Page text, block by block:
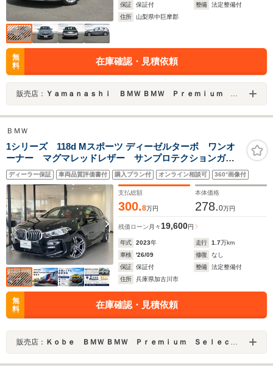
保証
保証付 整備
法定整備付
住所
山梨県中巨摩郡
無
料
在庫確認・見積依頼
販売店： Ｙａｍａｎａｓｈｉ ＢＭＷ ＢＭＷ Ｐｒｅｍｉｕｍ Ｓｅｌｅｃｔｉｏｎ 山梨
ＢＭＷ
1シリーズ 118d Mスポーツ ディーゼルターボ ワンオ
ーナー マグマレッドレザー サンプロテクションガラ
ス シートヒーター アクティブクルーズC ヘッドアッ
プディスプレイ ワイヤレス充電 18AW トランクキッ
ク開閉 ランバーサポート プラスPKG
ディーラー保証 車両品質評価書付 購入プラン付 オンライン相談可 360°画像付
支払総額
300.8万円
本体価格
278.0万円
残価ローン 月々 19,600円
年式 2023年 走行 1.7万km
車検
'26/09 修復
なし
保証
保証付 整備
法定整備付
住所
兵庫県加古川市
無
料
在庫確認・見積依頼
販売店： Ｋｏｂｅ ＢＭＷ ＢＭＷ Ｐｒｅｍｉｕｍ Ｓｅｌｅｃｔｉｏｎ 加古川